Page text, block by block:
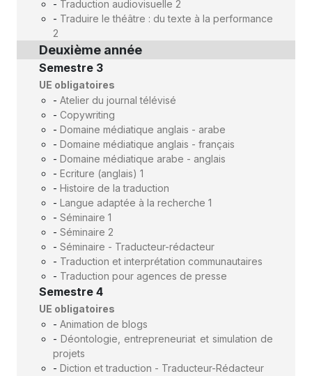
- Traduction audiovisuelle 2
- Traduire le théâtre : du texte à la performance
2
Deuxième année
Semestre 3
UE obligatoires
- Atelier du journal télévisé
- Copywriting
- Domaine médiatique anglais - arabe
- Domaine médiatique anglais - français
- Domaine médiatique arabe - anglais
- Ecriture (anglais) 1
- Histoire de la traduction
- Langue adaptée à la recherche 1
- Séminaire 1
- Séminaire 2
- Séminaire - Traducteur-rédacteur
- Traduction et interprétation communautaires
- Traduction pour agences de presse
Semestre 4
UE obligatoires
- Animation de blogs
-Déontologie, entrepreneuriat et simulation de
projets
- Diction et traduction - Traducteur-Rédacteur